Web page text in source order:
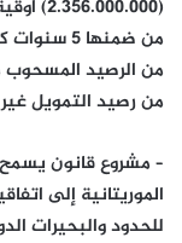
من رصيد التمويل
– مشروع قانون يسمح
الموريتانية إلى
للحدود والبحيرات الدولية